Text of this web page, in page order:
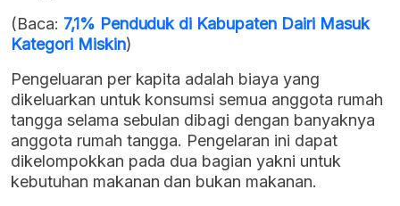
(Baca: 7,1% Penduduk di Kabupaten Dairi Masuk
Kategori Miskin)
Pengeluaran per kapita adalah biaya yang
dikeluarkan untuk konsumsi semua anggota rumah
tangga selama sebulan dibagi dengan banyaknya
anggota rumah tangga. Pengelaran ini dapat
dikelompokkan pada dua bagian yakni untuk
kebutuhan makanan dan bukan makanan.